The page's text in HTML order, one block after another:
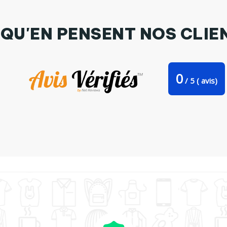
PENSENT NOS
0 / 5 ( avis)